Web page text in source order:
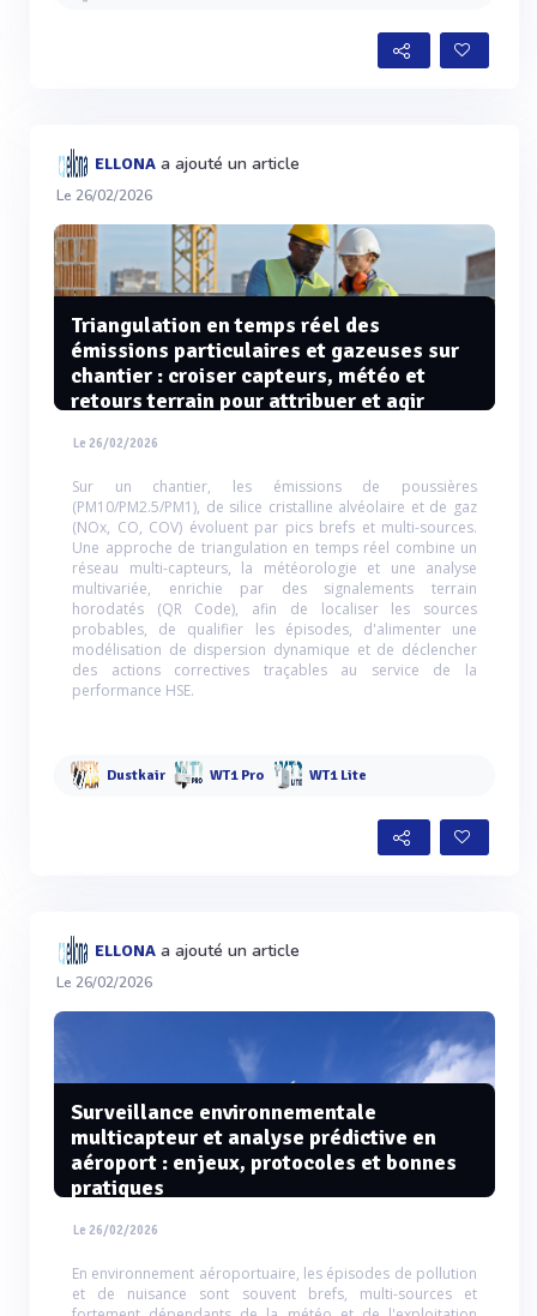
ELLONA a ajouté un article
Le 26/02/2026
Triangulation en temps réel des
émissions particulaires et gazeuses sur
chantier : croiser capteurs, météo et
retours terrain pour attribuer et agir
Le 26/02/2026
Sur un chantier, les émissions de poussières
(PM10/PM2.5/PM1), de silice cristalline alvéolaire et de gaz
(NOx, CO, COV) évoluent par pics brefs et multi-sources.
Une approche de triangulation en temps réel combine un
réseau multi-capteurs, la météorologie et une analyse
multivariée, enrichie par des signalements terrain
horodatés (QR Code), afin de localiser les sources
probables, de qualifier les épisodes, d'alimenter une
modélisation de dispersion dynamique et de déclencher
des actions correctives traçables au service de la
performance HSE.
Dustkair WT1 Pro WT1 Lite
ELLONA a ajouté un article
Le 26/02/2026
Surveillance environnementale
multicapteur et analyse prédictive en
aéroport : enjeux, protocoles et bonnes
pratiques
Le 26/02/2026
En environnement aéroportuaire, les épisodes de pollution
et de nuisance sont souvent brefs, multi-sources et